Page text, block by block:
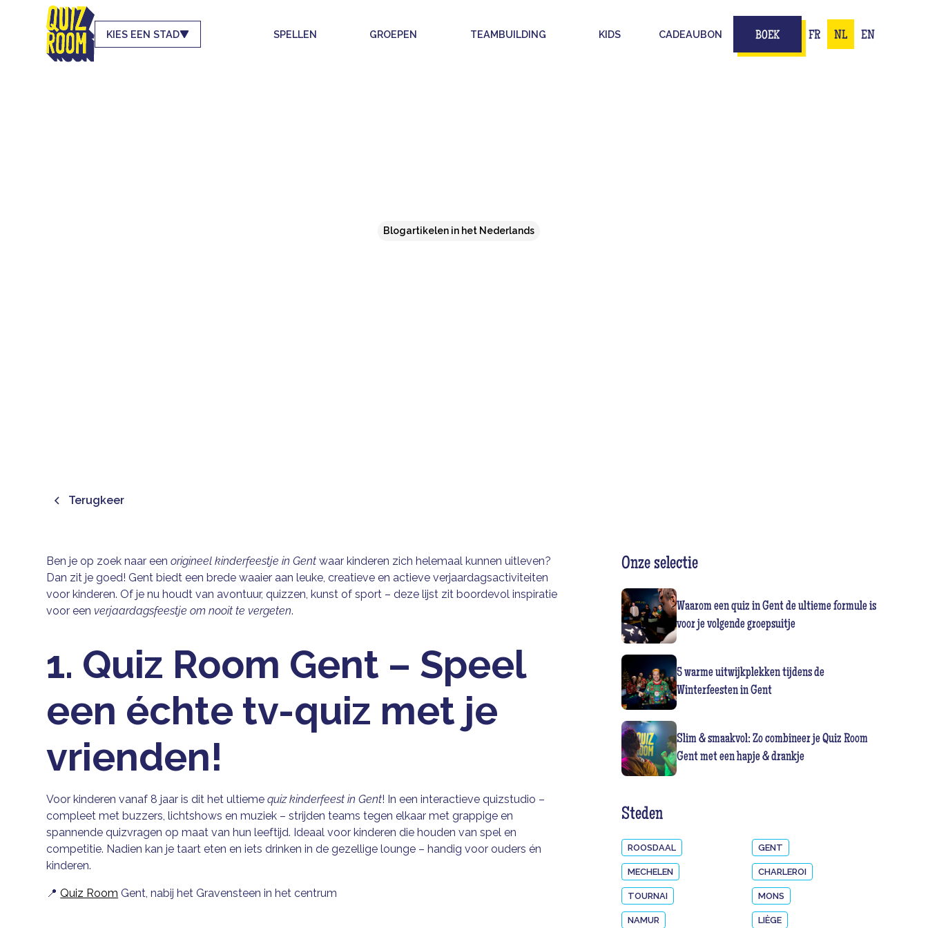
KIES EEN STAD SPELLEN GROEPEN TEAMBUILDING KIDS CADEAUBON BOEK FR NL EN
Blogartikelen in het Nederlands
Terugkeer
Ben je op zoek naar eenorigineel kinderfeestje in Gent waar kinderen zich helemaal kunnen uitleven?
Dan zit je goed! Gent biedt een brede waaier aan leuke, creatieve en actieve verjaardagsactiviteiten
voor kinderen. Of je nu houdt van avontuur, quizzen, kunst of sport – deze lijst zit boordevol inspiratie
voor een verjaardagsfeestje om nooit te vergeten.
1. Quiz Room Gent – Speel
een échte tv-quiz met je
vrienden!
Voor kinderen vanaf 8 jaar is dit het ultiemequiz kinderfeest in Gent! In een interactieve quizstudio –
compleet met buzzers, lichtshows en muziek – strijden teams tegen elkaar met grappige en
spannende quizvragen op maat van hun leeftijd. Ideaal voor kinderen die houden van spel en
competitie. Nadien kan je taart eten en iets drinken in de gezellige lounge – handig voor ouders én
kinderen.
📍Quiz Room Gent, nabij het Gravensteen in het centrum
Onze selectie
Waarom een quiz in Gent de ultieme formule is
voor je volgende groepsuitje
5 warme uitwijkplekken tijdens de
Winterfeesten in Gent
Slim & smaakvol: Zo combineer je Quiz Room
Gent met een hapje & drankje
Steden
ROOSDAAL GENT
MECHELEN CHARLEROI
TOURNAI MONS
NAMUR LIÈGE